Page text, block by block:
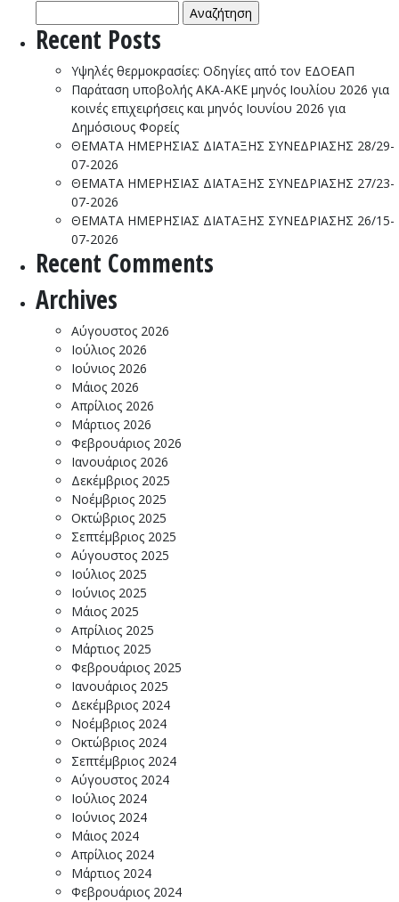
για:
Recent Posts
Υψηλές θερμοκρασίες: Οδηγίες από τον ΕΔΟΕΑΠ
Παράταση υποβολής ΑΚΑ-ΑΚΕ μηνός Ιουλίου 2026 για
κοινές επιχειρήσεις και μηνός Ιουνίου 2026 για
Δημόσιους Φορείς
ΘΕΜΑΤΑ ΗΜΕΡΗΣΙΑΣ ΔΙΑΤΑΞΗΣ ΣΥΝΕΔΡΙΑΣΗΣ 28/29-
07-2026
ΘΕΜΑΤΑ ΗΜΕΡΗΣΙΑΣ ΔΙΑΤΑΞΗΣ ΣΥΝΕΔΡΙΑΣΗΣ 27/23-
07-2026
ΘΕΜΑΤΑ ΗΜΕΡΗΣΙΑΣ ΔΙΑΤΑΞΗΣ ΣΥΝΕΔΡΙΑΣΗΣ 26/15-
07-2026
Recent Comments
Archives
Αύγουστος 2026
Ιούλιος 2026
Ιούνιος 2026
Μάιος 2026
Απρίλιος 2026
Μάρτιος 2026
Φεβρουάριος 2026
Ιανουάριος 2026
Δεκέμβριος 2025
Νοέμβριος 2025
Οκτώβριος 2025
Σεπτέμβριος 2025
Αύγουστος 2025
Ιούλιος 2025
Ιούνιος 2025
Μάιος 2025
Απρίλιος 2025
Μάρτιος 2025
Φεβρουάριος 2025
Ιανουάριος 2025
Δεκέμβριος 2024
Νοέμβριος 2024
Οκτώβριος 2024
Σεπτέμβριος 2024
Αύγουστος 2024
Ιούλιος 2024
Ιούνιος 2024
Μάιος 2024
Απρίλιος 2024
Μάρτιος 2024
Φεβρουάριος 2024